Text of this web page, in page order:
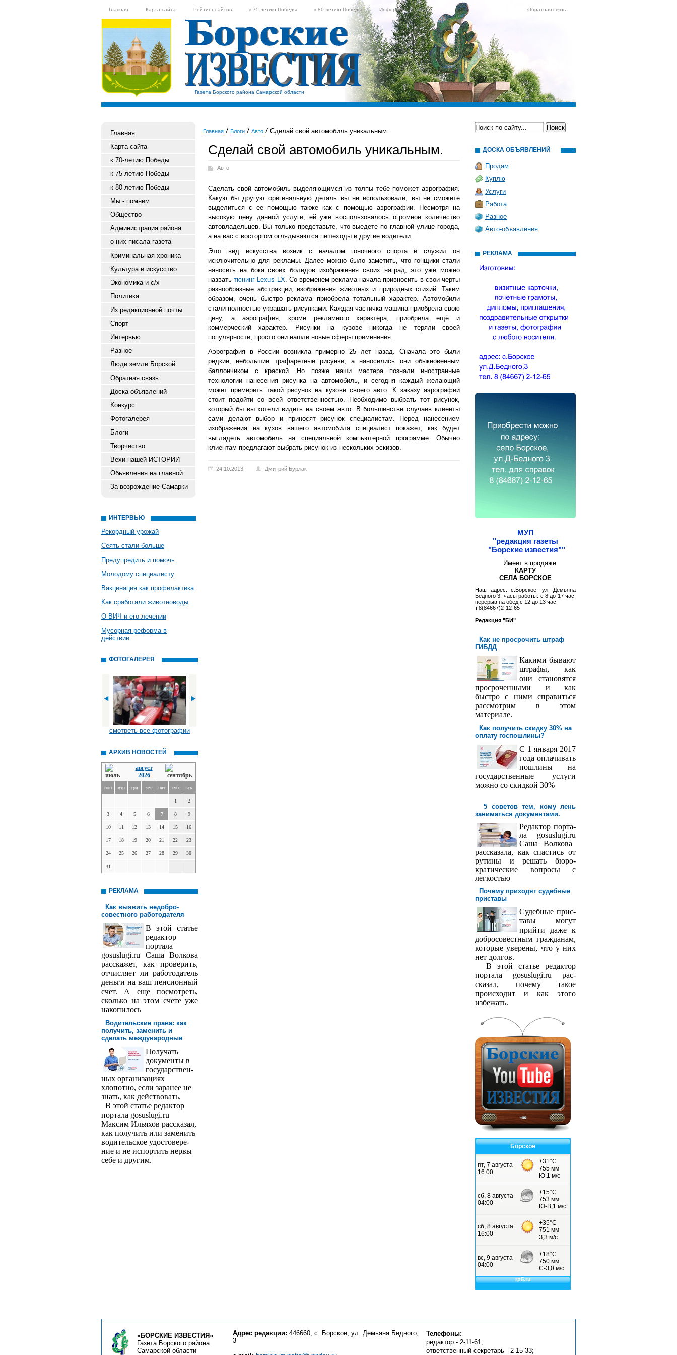
Главная Карта сайта Рейтинг сайтов к 75-летию Победы к 80-летию Победы Информер Обратная связь
Газета Борского района Самарской области
Главная
Карта сайта
к 70-летию Победы
к 75-летию Победы
к 80-летию Победы
Мы - помним
Общество
Администрация района
о них писала газета
Криминальная хроника
Культура и искусство
Экономика и с/х
Политика
Из редакционной почты
Спорт
Интервью
Разное
Люди земли Борской
Обратная связь
Доска объявлений
Конкурс
Фотогалерея
Блоги
Творчество
Вехи нашей ИСТОРИИ
Обьявления на главной
За возрождение Самарки
ИНТЕРВЬЮ
Рекордный урожай
Сеять стали больше
Предупредить и помочь
Молодому специалисту
Вакцинация как профилактика
Как сработали животноводы
О ВИЧ и его лечении
Мусорная реформа в
действии
ФОТОГАЛЕРЕЯ
смотреть все фотографии
АРХИВ НОВОСТЕЙ
август
2026
пон втр срд чет пят суб вск
1 2
3 4 5 6 7 8 9
10 11 12 13 14 15 16
17 18 19 20 21 22 23
24 25 26 27 28 29 30
31
РЕКЛАМА
Как выявить недобро­
совестного работодателя
В этой статье
редактор
порта­ла
gosuslugi.ru Саша Волкова
расскажет, как проверить,
отчисляет ли работодатель
деньги на ваш пенсионный
счет. А еще посмотреть,
сколько на этом счете уже
накопилось
Водительские права: как
получить, заменить и
сделать международ­ные
Получать
доку­менты в
государствен­
ных организациях
хлопотно, если заранее не
знать, как действовать.
В этой статье редактор
портала gosuslugi.ru
Максим Ильяхов рассказал,
как получить или заменить
водительское удостовере­
ние и не испортить нервы
себе и другим.
Главная Блоги Авто Сделай свой автомобиль уникальным.
Сделай свой автомобиль уникальным.
Авто
Сделать свой автомобиль выделяющимся из толпы тебе поможет аэрография.
Какую бы другую оригинальную деталь вы не использовали, вы не сможете
выделиться с ее помощью также как с помощью аэрографии. Несмотря на
высокую цену данной услуги, ей уже воспользовалось огромное количество
автовладельцев. Вы только представьте, что выедете по главной улице города,
а на вас с восторгом оглядываются пешеходы и другие водители.
Этот вид искусства возник с началом гоночного спорта и служил он
исключительно для рекламы. Далее можно было заметить, что гонщики стали
наносить на бока своих болидов изображения своих наград, это уже можно
назватьтюнинг Lexus LX. Со временем реклама начала привносить в свои черты
разнообразные абстракции, изображения животных и природных стихий. Таким
образом, очень быстро реклама приобрела тотальный характер. Автомобили
стали полностью украшать рисунками. Каждая частичка машина приобрела свою
цену, а аэрография, кроме рекламного характера, приобрела ещё и
коммерческий характер. Рисунки на кузове никогда не теряли своей
популярности, просто они нашли новые сферы применения.
Аэрография в России возникла примерно 25 лет назад. Сначала это были
редкие, небольшие трафаретные рисунки, а наносились они обыкновенным
баллончиком с краской. Но позже наши мастера познали иностранные
технологии нанесения рисунка на автомобиль, и сегодня каждый желающий
может примерить такой рисунок на кузове своего авто. К заказу аэрографии
стоит подойти со всей ответственностью. Необходимо выбрать тот рисунок,
который бы вы хотели видеть на своем авто. В большинстве случаев клиенты
сами делают выбор и приносят рисунок специалистам. Перед нанесением
изображения на кузов вашего автомобиля специалист покажет, как будет
выглядеть автомобиль на специальной компьютерной программе. Обычно
клиентам предлагают выбрать рисунок из нескольких эскизов.
24.10.2013 Дмитрий Бурлак
ДОСКА ОБЪЯВЛЕНИЙ
Продам
Куплю
Услуги
Работа
Разное
Авто-объявления
РЕКЛАМА
МУП
"редакция газеты
"Борские известия""
Имеет в продаже
КАРТУ
СЕЛА БОРСКОЕ
Наш адрес: с.Борское, ул. Демьяна
Бедного 3, часы работы: с 8 до 17 час,
перерыв на обед с 12 до 13 час.
т.8(84667)2-12-65
Редакция "БИ"
Как не просрочить штраф
ГИБДД
Какими бывают
штрафы, как
они становятся
просроченными и как
быстро с ними справиться
рассмотрим в этом
материале.
Как получить скидку 30% на
оплату госпош­лины?
С 1 января 2017
года оплачивать
пошлины на
государственные услуги
можно со скидкой 30%
5 советов тем, кому лень
заниматься документами.
Редактор порта­
ла gosuslugi.ru
Саша Волкова
рассказала, как спастись от
рутины и решать бюро­
кратические вопросы с
легкостью
Почему приходят судебные
приставы
Судебные прис­
тавы могут
прийти даже к
добросовестным гражданам,
которые уверены, что у них
нет долгов.
В этой статье редактор
портала gosuslugi.ru рас­
сказал, почему такое
происходит и как этого
избежать.
Борское
«БОРСКИЕ ИЗВЕСТИЯ»
Газета Борского района
Самарской области
Адрес редакции: 446660, с. Борское, ул. Демьяна Бедного,
3
Телефоны:
редактор - 2-11-61;
ответственный секретарь - 2-15-33;